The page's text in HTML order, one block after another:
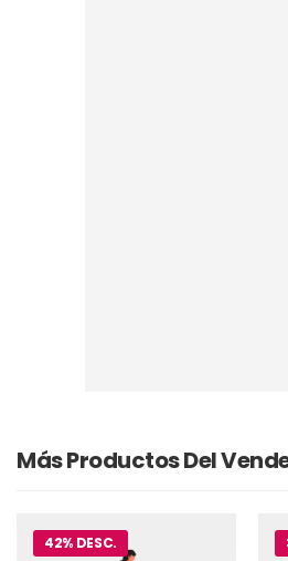
Más Productos Del
42% DESC.